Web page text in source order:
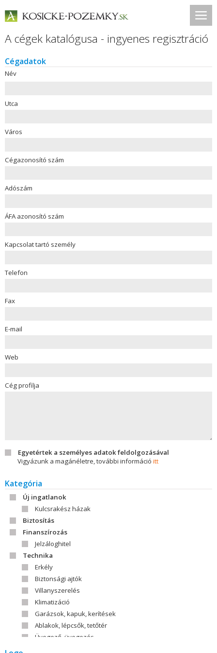
A cégek katalógusa - ingyenes regisztráció
Cégadatok
Név
Utca
Város
Cégazonosító szám
Adószám
ÁFA azonosító szám
Kapcsolat tartó személy
Telefon
Fax
E-mail
Web
Cég profilja
Egyetértek a személyes adatok feldolgozásával
Vigyázunk a magánéletre, további információ itt
Kategória
Új ingatlanok
Kulcsrakész házak
Biztosítás
Finanszírozás
Jelzáloghitel
Technika
Erkély
Biztonsági ajtók
Villanyszerelés
Klimatizáció
Garázsok, kapuk, kerítések
Ablakok, lépcsők, tetőtér
Üvegező, üvegezés